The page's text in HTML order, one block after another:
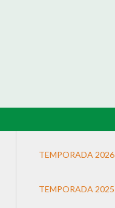
TEMPORADA 2026
TEMPORADA 2025